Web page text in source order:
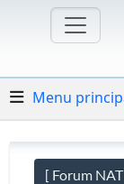
Menu
[ Forum